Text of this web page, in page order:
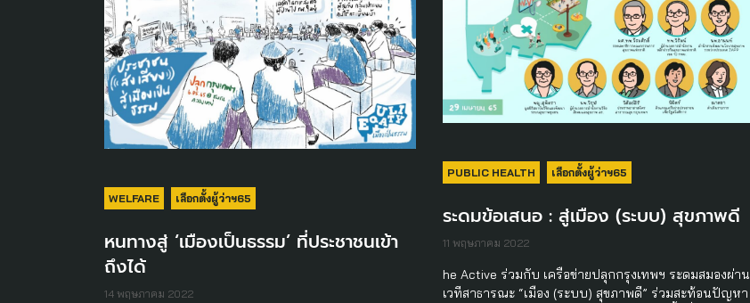
WELFARE เลือกตั้งผู้ว่าฯ65
หนทางสู่ ‘เมืองเป็นธรรม’ ที่ประชาชนเข้า
ถึงได้
14 พฤษภาคม 2022
PUBLIC HEALTH เลือกตั้งผู้ว่าฯ65
ระดมข้อเสนอ : สู่เมือง (ระบบ) สุขภาพดี
11 พฤษภาคม 2022
he Active ร่วมกับ เครือข่ายปลุกกรุงเทพฯ ระดมสมองผ่าน
เวทีสาธารณะ “เมือง (ระบบ) สุขภาพดี” ร่วมสะท้อนปัญหา